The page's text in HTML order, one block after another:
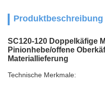
Produktbeschreibung
SC120-120 Doppelkäfige
Pinionhebe/offene
Materiallieferung
Technische Merkmale: